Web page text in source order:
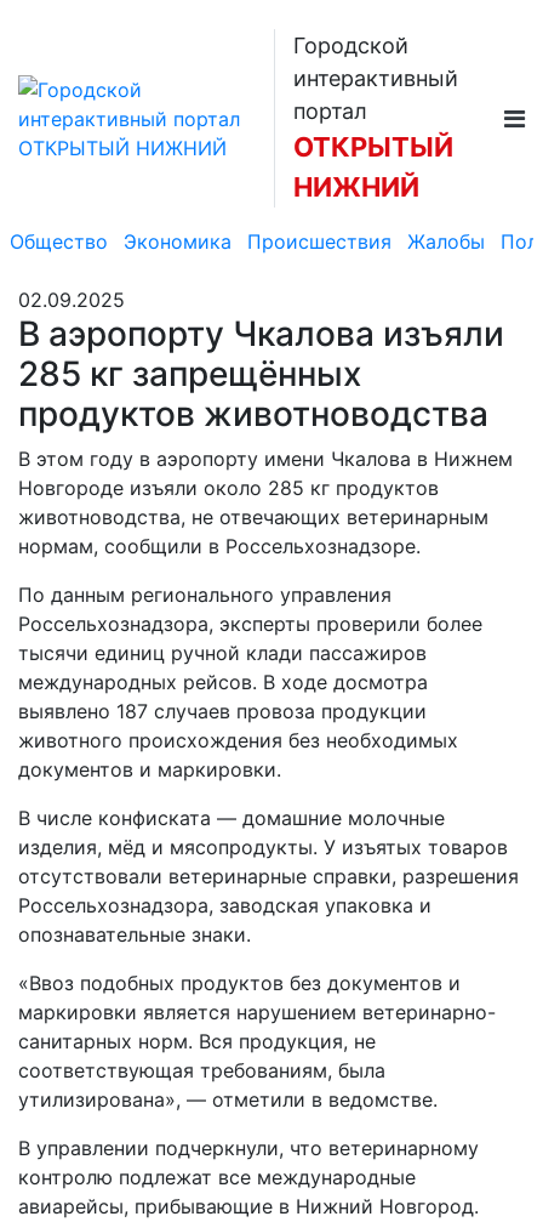
Городской
интерактивный
портал
ОТКРЫТЫЙ
НИЖНИЙ
Общество Экономика Происшествия Жалобы
02.09.2025
В аэропорту Чкалова изъяли
285 кг запрещённых
продуктов животноводства
В этом году в аэропорту имени Чкалова в Нижнем
Новгороде изъяли около 285 кг продуктов
животноводства, не отвечающих ветеринарным
нормам, сообщили в Россельхознадзоре.
По данным регионального управления
Россельхознадзора, эксперты проверили более
тысячи единиц ручной клади пассажиров
международных рейсов. В ходе досмотра
выявлено 187 случаев провоза продукции
животного происхождения без необходимых
документов и маркировки.
В числе конфиската — домашние молочные
изделия, мёд и мясопродукты. У изъятых товаров
отсутствовали ветеринарные справки, разрешения
Россельхознадзора, заводская упаковка и
опознавательные знаки.
«Ввоз подобных продуктов без документов и
маркировки является нарушением ветеринарно-
санитарных норм. Вся продукция, не
соответствующая требованиям, была
утилизирована», — отметили в ведомстве.
В управлении подчеркнули, что ветеринарному
контролю подлежат все международные
авиарейсы, прибывающие в Нижний Новгород.